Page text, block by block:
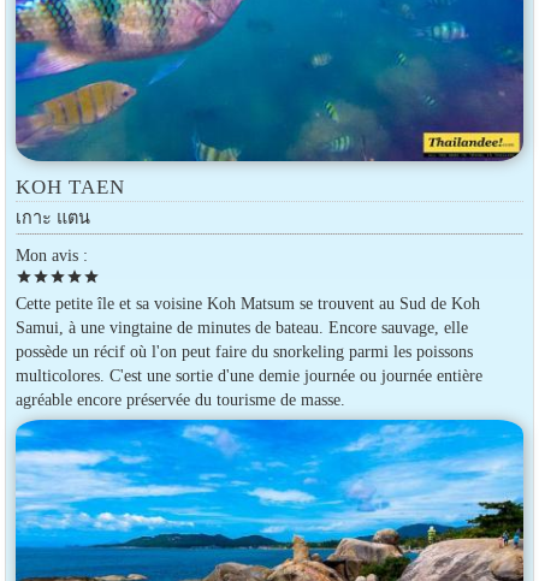
KOH TAEN
เกาะ แตน
Mon avis :
starstarstarstarstar
Cette petite île et sa voisine Koh Matsum se trouvent au Sud de Koh
Samui, à une vingtaine de minutes de bateau. Encore sauvage, elle
possède un récif où l'on peut faire du snorkeling parmi les poissons
multicolores. C'est une sortie d'une demie journée ou journée entière
agréable encore préservée du tourisme de masse.